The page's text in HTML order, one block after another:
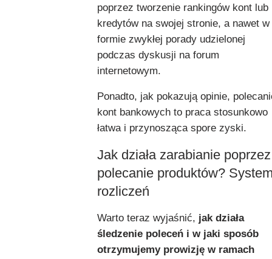
poprzez tworzenie rankingów kont lub
kredytów na swojej stronie, a nawet w
formie zwykłej porady udzielonej
podczas dyskusji na forum
internetowym.
Ponadto, jak pokazują opinie,
kont bankowych to praca stosunkowo
łatwa i przynosząca spore zyski.
Jak działa zarabianie poprzez
polecanie produktów?
rozliczeń
Warto teraz wyjaśnić, jak działa
śledzenie poleceń i w jaki sposób
otrzymujemy prowizję w ramach